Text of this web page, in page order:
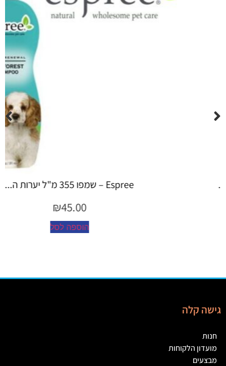
גישה קלה
חנות
מועדון הלקוחות
מבצעים